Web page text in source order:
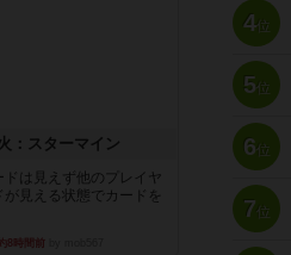
：スターマイン
ドは見えず他のプレイヤ
が見える状態でカードを
約8時間前
4位
5位
6位
7位